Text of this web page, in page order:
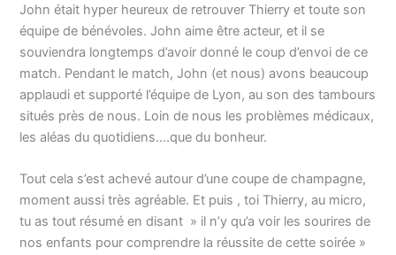
John était hyper heureux de retrouver Thierry et toute son
équipe de bénévoles. John aime être acteur, et il se
souviendra longtemps d’avoir donné le coup d’envoi de ce
match. Pendant le match, John (et nous) avons beaucoup
applaudi et supporté l’équipe de Lyon, au son des tambours
situés près de nous. Loin de nous les problèmes médicaux,
les aléas du quotidiens….que du bonheur.
Tout cela s’est achevé autour d’une coupe de champagne,
moment aussi très agréable. Et puis , toi Thierry, au micro,
tu as tout résumé en disant » il n’y qu’a voir les sourires de
nos enfants pour comprendre la réussite de cette soirée »